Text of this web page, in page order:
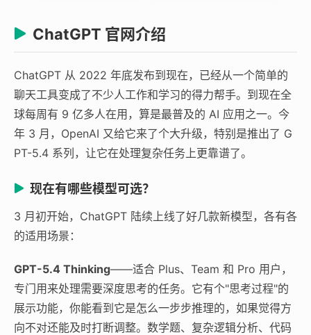
ChatGPT 官网介绍
ChatGPT 从 2022 年底发布到现在，已经从一个简单的
聊天工具变成了不少人工作和学习的得力帮手。到现在全
球每周有 9 亿多人在用，算是最普及的 AI 应用之一。今
年 3 月，OpenAI 又给它来了个大升级，特别是推出了 G
PT-5.4 系列，让它在处理复杂任务上更靠谱了。
现在有哪些模型可选？
3 月初开始，ChatGPT 陆续上线了好几款新模型，各有各
的适用场景：
GPT-5.4 Thinking——适合 Plus、Team 和 Pro 用户，
专门用来处理需要深度思考的任务。它有个"思考过程"的
展示功能，你能看到它是怎么一步步推理的，如果觉得方
向不对还能及时打断调整。数学题、复杂逻辑分析、代码